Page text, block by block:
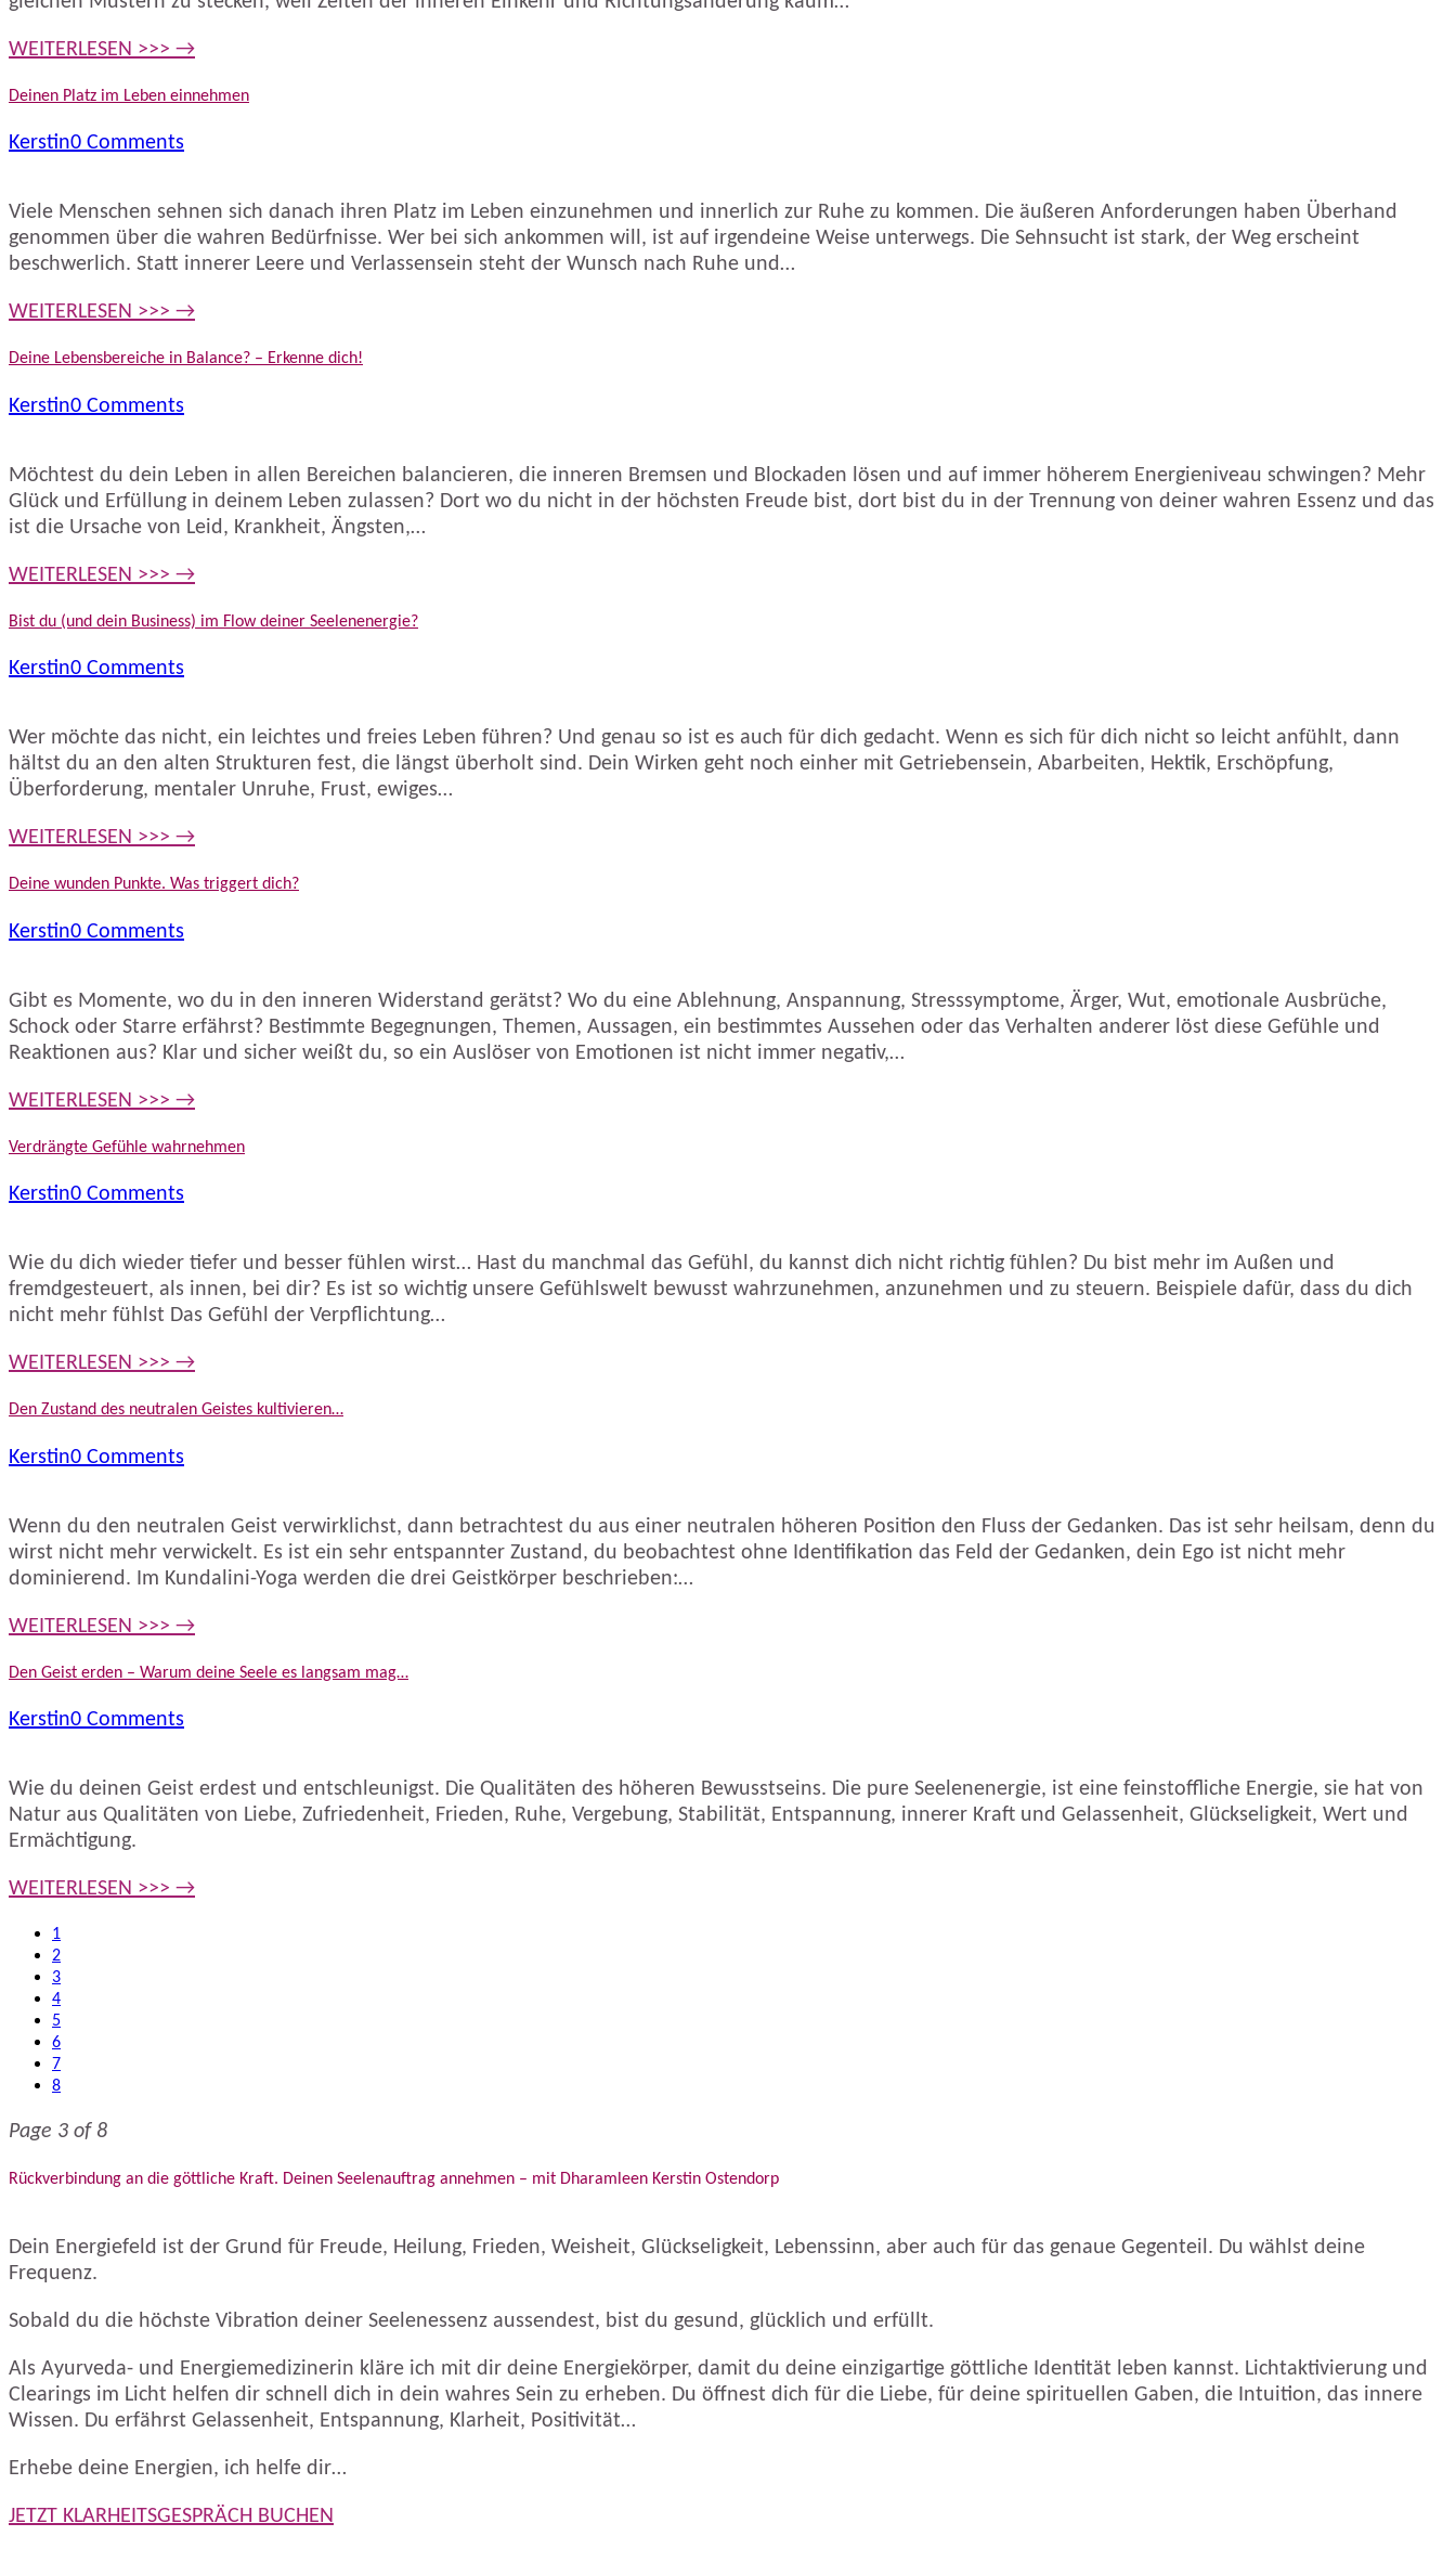
WEITERLESEN >>> →
Deinen Platz im Leben einnehmen
Kerstin0 Comments
Viele Menschen sehnen sich danach ihren Platz im Leben einzunehmen und innerlich zur Ruhe zu kommen. Die äußeren Anforderungen haben Überhand
genommen über die wahren Bedürfnisse. Wer bei sich ankommen will, ist auf irgendeine Weise unterwegs. Die Sehnsucht ist stark, der Weg erscheint
beschwerlich. Statt innerer Leere und Verlassensein steht der Wunsch nach Ruhe und…
WEITERLESEN >>> →
Deine Lebensbereiche in Balance? – Erkenne dich!
Kerstin0 Comments
Möchtest du dein Leben in allen Bereichen balancieren, die inneren Bremsen und Blockaden lösen und auf immer höherem Energieniveau schwingen? Mehr
Glück und Erfüllung in deinem Leben zulassen? Dort wo du nicht in der höchsten Freude bist, dort bist du in der Trennung von deiner wahren Essenz und das
ist die Ursache von Leid, Krankheit, Ängsten,…
WEITERLESEN >>> →
Bist du (und dein Business) im Flow deiner Seelenenergie?
Kerstin0 Comments
Wer möchte das nicht, ein leichtes und freies Leben führen? Und genau so ist es auch für dich gedacht. Wenn es sich für dich nicht so leicht anfühlt, dann
hältst du an den alten Strukturen fest, die längst überholt sind. Dein Wirken geht noch einher mit Getriebensein, Abarbeiten, Hektik, Erschöpfung,
Überforderung, mentaler Unruhe, Frust, ewiges…
WEITERLESEN >>> →
Deine wunden Punkte. Was triggert dich?
Kerstin0 Comments
Gibt es Momente, wo du in den inneren Widerstand gerätst? Wo du eine Ablehnung, Anspannung, Stresssymptome, Ärger, Wut, emotionale Ausbrüche,
Schock oder Starre erfährst? Bestimmte Begegnungen, Themen, Aussagen, ein bestimmtes Aussehen oder das Verhalten anderer löst diese Gefühle und
Reaktionen aus? Klar und sicher weißt du, so ein Auslöser von Emotionen ist nicht immer negativ,…
WEITERLESEN >>> →
Verdrängte Gefühle wahrnehmen
Kerstin0 Comments
Wie du dich wieder tiefer und besser fühlen wirst… Hast du manchmal das Gefühl, du kannst dich nicht richtig fühlen? Du bist mehr im Außen und
fremdgesteuert, als innen, bei dir? Es ist so wichtig unsere Gefühlswelt bewusst wahrzunehmen, anzunehmen und zu steuern. Beispiele dafür, dass du dich
nicht mehr fühlst Das Gefühl der Verpflichtung…
WEITERLESEN >>> →
Den Zustand des neutralen Geistes kultivieren…
Kerstin0 Comments
Wenn du den neutralen Geist verwirklichst, dann betrachtest du aus einer neutralen höheren Position den Fluss der Gedanken. Das ist sehr heilsam, denn du
wirst nicht mehr verwickelt. Es ist ein sehr entspannter Zustand, du beobachtest ohne Identifikation das Feld der Gedanken, dein Ego ist nicht mehr
dominierend. Im Kundalini-Yoga werden die drei Geistkörper beschrieben:…
WEITERLESEN >>> →
Den Geist erden – Warum deine Seele es langsam mag…
Kerstin0 Comments
Wie du deinen Geist erdest und entschleunigst. Die Qualitäten des höheren Bewusstseins. Die pure Seelenenergie, ist eine feinstoffliche Energie, sie hat von
Natur aus Qualitäten von Liebe, Zufriedenheit, Frieden, Ruhe, Vergebung, Stabilität, Entspannung, innerer Kraft und Gelassenheit, Glückseligkeit, Wert und
Ermächtigung.
WEITERLESEN >>> →
1
2
3
4
5
6
7
8
Page 3 of 8
Rückverbindung an die göttliche Kraft. Deinen Seelenauftrag annehmen – mit Dharamleen Kerstin Ostendorp
Dein Energiefeld ist der Grund für Freude, Heilung, Frieden, Weisheit, Glückseligkeit, Lebenssinn, aber auch für das genaue Gegenteil. Du wählst deine
Frequenz.
Sobald du die höchste Vibration deiner Seelenessenz aussendest, bist du gesund, glücklich und erfüllt.
Als Ayurveda- und Energiemedizinerin kläre ich mit dir deine Energiekörper, damit du deine einzigartige göttliche Identität leben kannst. Lichtaktivierung und
Clearings im Licht helfen dir schnell dich in dein wahres Sein zu erheben. Du öffnest dich für die Liebe, für deine spirituellen Gaben, die Intuition, das innere
Wissen. Du erfährst Gelassenheit, Entspannung, Klarheit, Positivität…
Erhebe deine Energien, ich helfe dir…
JETZT KLARHEITSGESPRÄCH BUCHEN